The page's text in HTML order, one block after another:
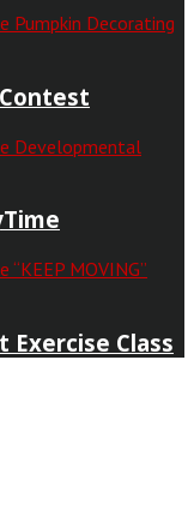
Exercise Class